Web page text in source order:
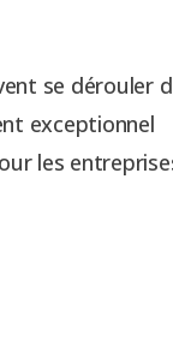
se dérouler
exceptionnel
les